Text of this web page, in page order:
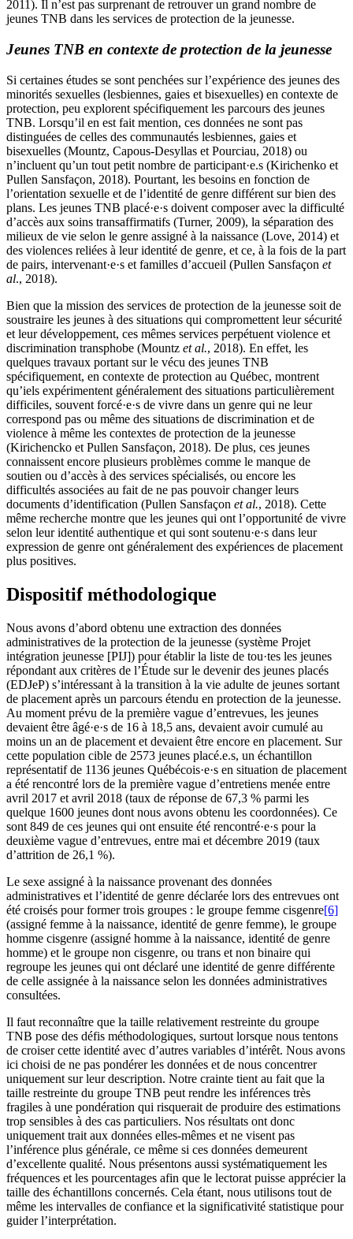
2011). Il n’est pas surprenant de retrouver un grand nombre de
jeunes TNB dans les services de protection de la jeunesse.
Jeunes TNB en contexte de protection de la jeunesse
Si certaines études se sont penchées sur l’expérience des jeunes des
minorités sexuelles (lesbiennes, gaies et bisexuelles) en contexte de
protection, peu explorent spécifiquement les parcours des jeunes
TNB. Lorsqu’il en est fait mention, ces données ne sont pas
distinguées de celles des communautés lesbiennes, gaies et
bisexuelles (Mountz, Capous-Desyllas et Pourciau, 2018) ou
n’incluent qu’un tout petit nombre de participant·e.s (Kirichenko et
Pullen Sansfaçon, 2018). Pourtant, les besoins en fonction de
l’orientation sexuelle et de l’identité de genre différent sur bien des
plans. Les jeunes TNB placé·e·s doivent composer avec la difficulté
d’accès aux soins transaffirmatifs (Turner, 2009), la séparation des
milieux de vie selon le genre assigné à la naissance (Love, 2014) et
des violences reliées à leur identité de genre, et ce, à la fois de la part
de pairs, intervenant·e·s et familles d’accueil (Pullen Sansfaçon et
al., 2018).
Bien que la mission des services de protection de la jeunesse soit de
soustraire les jeunes à des situations qui compromettent leur sécurité
et leur développement, ces mêmes services perpétuent violence et
discrimination transphobe (Mountz et al., 2018). En effet, les
quelques travaux portant sur le vécu des jeunes TNB
spécifiquement, en contexte de protection au Québec, montrent
qu’iels expérimentent généralement des situations particulièrement
difficiles, souvent forcé·e·s de vivre dans un genre qui ne leur
correspond pas ou même des situations de discrimination et de
violence à même les contextes de protection de la jeunesse
(Kirichencko et Pullen Sansfaçon, 2018). De plus, ces jeunes
connaissent encore plusieurs problèmes comme le manque de
soutien ou d’accès à des services spécialisés, ou encore les
difficultés associées au fait de ne pas pouvoir changer leurs
documents d’identification (Pullen Sansfaçon et al., 2018). Cette
même recherche montre que les jeunes qui ont l’opportunité de vivre
selon leur identité authentique et qui sont soutenu·e·s dans leur
expression de genre ont généralement des expériences de placement
plus positives.
Dispositif méthodologique
Nous avons d’abord obtenu une extraction des données
administratives de la protection de la jeunesse (système Projet
intégration jeunesse [PIJ]) pour établir la liste de tou·tes les jeunes
répondant aux critères de l’Étude sur le devenir des jeunes placés
(EDJeP) s’intéressant à la transition à la vie adulte de jeunes sortant
de placement après un parcours étendu en protection de la jeunesse.
Au moment prévu de la première vague d’entrevues, les jeunes
devaient être âgé·e·s de 16 à 18,5 ans, devaient avoir cumulé au
moins un an de placement et devaient être encore en placement. Sur
cette population cible de 2573 jeunes placé.e.s, un échantillon
représentatif de 1136 jeunes Québécois·e·s en situation de placement
a été rencontré lors de la première vague d’entretiens menée entre
avril 2017 et avril 2018 (taux de réponse de 67,3 % parmi les
quelque 1600 jeunes dont nous avons obtenu les coordonnées). Ce
sont 849 de ces jeunes qui ont ensuite été rencontré·e·s pour la
deuxième vague d’entrevues, entre mai et décembre 2019 (taux
d’attrition de 26,1 %).
Le sexe assigné à la naissance provenant des données
administratives et l’identité de genre déclarée lors des entrevues ont
été croisés pour former trois groupes : le groupe femme cisgenre[6]
(assigné femme à la naissance, identité de genre femme), le groupe
homme cisgenre (assigné homme à la naissance, identité de genre
homme) et le groupe non cisgenre, ou trans et non binaire qui
regroupe les jeunes qui ont déclaré une identité de genre différente
de celle assignée à la naissance selon les données administratives
consultées.
Il faut reconnaître que la taille relativement restreinte du groupe
TNB pose des défis méthodologiques, surtout lorsque nous tentons
de croiser cette identité avec d’autres variables d’intérêt. Nous avons
ici choisi de ne pas pondérer les données et de nous concentrer
uniquement sur leur description. Notre crainte tient au fait que la
taille restreinte du groupe TNB peut rendre les inférences très
fragiles à une pondération qui risquerait de produire des estimations
trop sensibles à des cas particuliers. Nos résultats ont donc
uniquement trait aux données elles-mêmes et ne visent pas
l’inférence plus générale, ce même si ces données demeurent
d’excellente qualité. Nous présentons aussi systématiquement les
fréquences et les pourcentages afin que le lectorat puisse apprécier la
taille des échantillons concernés. Cela étant, nous utilisons tout de
même les intervalles de confiance et la significativité statistique pour
guider l’interprétation.